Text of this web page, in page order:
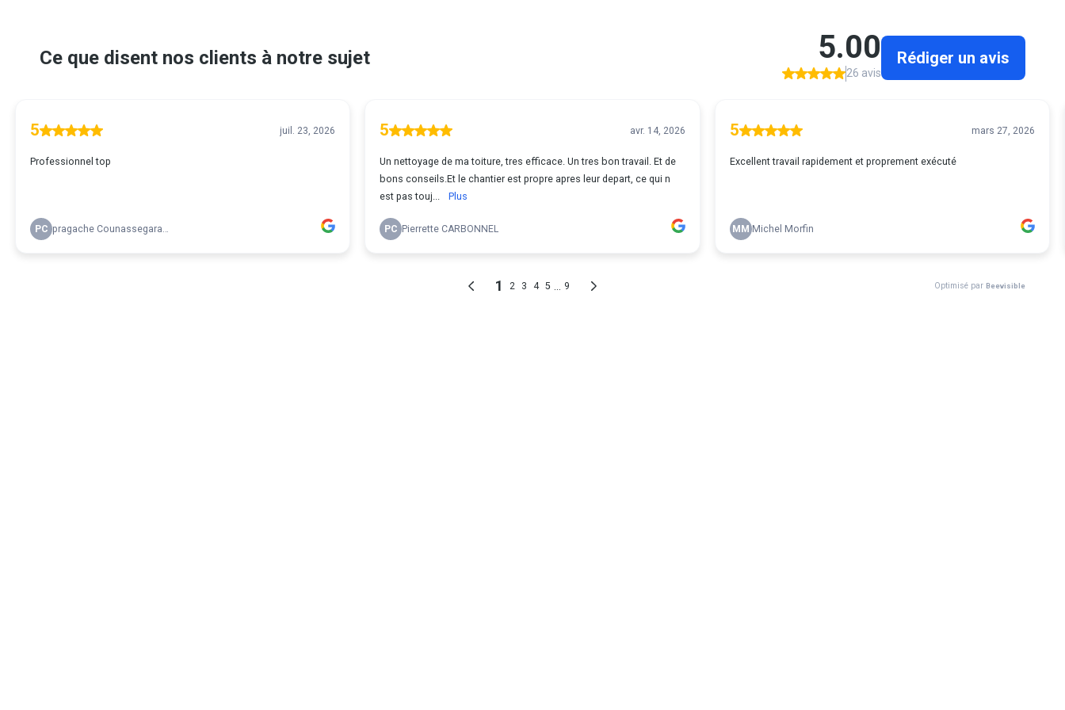
Ce que disent nos clients à notre sujet 5.00
26 avis
Rédiger un avis
5 juil. 23, 2026
Professionnel top
PC pragache Counassegarane
5 avr. 14, 2026
Un nettoyage de ma toiture, tres efficace. Un tres bon travail. Et de
bons conseils.Et le chantier est propre apres leur depart, ce qui n
est pas touj...
Plus
PC Pierrette CARBONNEL
5 mars 27, 2026
Excellent travail rapidement et proprement exécuté
MM Michel Morfin
1 2 3 4 5 9 Optimisé par Beevisible